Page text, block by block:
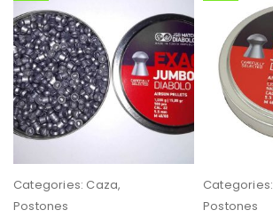
Categories: Caza,
Postones
Categories:
Postones